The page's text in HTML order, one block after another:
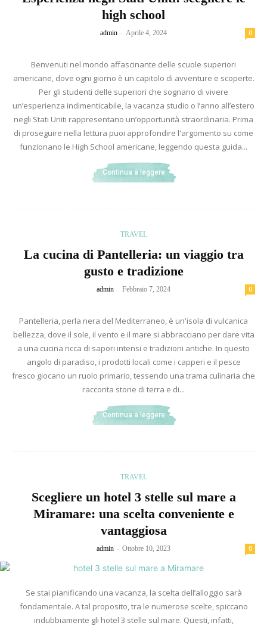
high school
admin - Aprile 4, 2024 0
Benvenuti nel mondo affascinante delle scuole superiori
americane, dove ogni giorno è un capitolo di avventure e scoperte.
Per gli studenti delle superiori che sognano di vivere
un’esperienza indimenticabile, la vacanza studio o l’anno all’estero
negli Stati Uniti rappresentano un’opportunità straordinaria. Prima
di proseguire nella lettura puoi approfondire l'argomento su come
funzionano le High School americane, leggendo questa guida...
Continua a leggere
TRAVEL
La cucina di Pantelleria: un viaggio tra
gusto e tradizione
admin - Febbraio 7, 2024 0
Pantelleria, perla nera del Mediterraneo, è un'isola di vulcanica
bellezza, dove il sole, il vento e il mare si abbracciano per dare vita
a una cucina ricca di sapori intensi e tradizioni antiche. In questo
angolo di paradiso, i prodotti locali come i capperi e il pesce
fresco giocano un ruolo primario, tessendo una trama culinaria che
racconta storie di terra e di...
Continua a leggere
TRAVEL
Scegliere un hotel 3 stelle sul mare a
Miramare: una scelta conveniente e
vantaggiosa
admin - Ottobre 10, 2023 0
Se stai pianificando una vacanza, la scelta dell’alloggio sarà
fondamentale. A tal proposito, tra le numerose scelte, spiccano
indubbiamente gli hotel 3 stelle sul mare. Questi, infatti,